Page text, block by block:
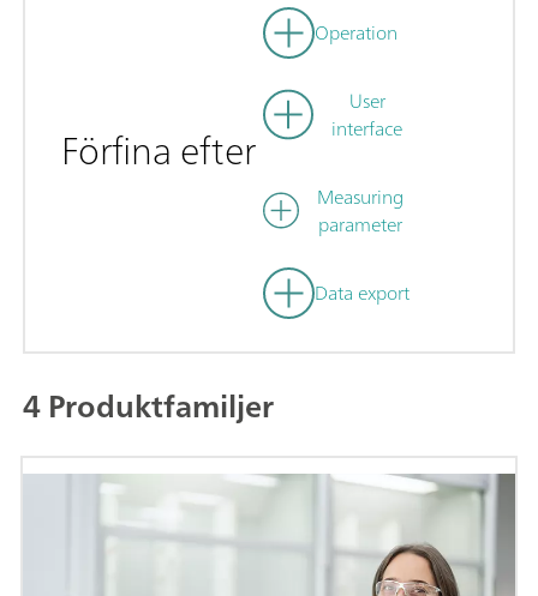
Förfina efter
Operation
User
interface
Measuring
parameter
Data export
4 Produktfamiljer